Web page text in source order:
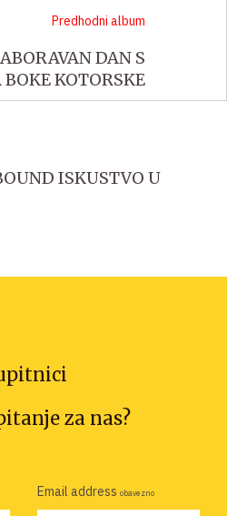
Predhodni album
DAN S
KOTORSKE
ISKUSTVO U
za nas?
Email address obavezno